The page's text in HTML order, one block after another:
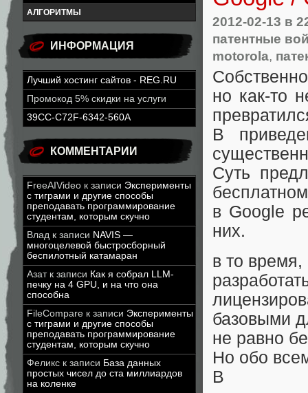
АЛГОРИТМЫ
ИНФОРМАЦИЯ
Лучший хостинг сайтов - REG.RU
Промокод 5% скидки на услуги
39CC-C72F-6342-560A
КОММЕНТАРИИ
FreeAIVideo к записи Эксперименты
с тиграми и другие способы
преподавать программирование
студентам, которым скучно
Влад к записи NAVIS —
многоцелевой быстросборный
беспилотный катамаран
Азатк записи Как я собрал LLM-
печку на 4 GPU, и на что она
способна
FileCompare к записи Эксперименты
с тиграми и другие способы
преподавать программирование
студентам, которым скучно
Феликс к записи База данных
простых чисел до ста миллиардов
на коленке
2012-02-13 в
патентные
motorola,
но как-то
В
Суть
в Google
них.
в то время,
базовыми
не равно
Но обо
В